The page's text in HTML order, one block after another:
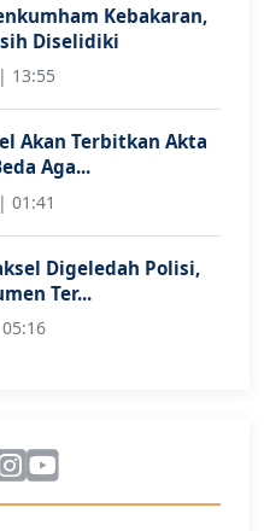
Kebakaran,
Diselidiki
13:55
Akan Terbitkan Akta
Aga...
01:41
Digeledah Polisi,
Ter...